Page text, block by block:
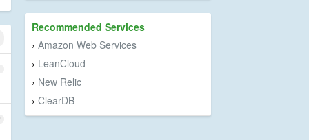
Recommended Services
› Amazon Web Services
› LeanCloud
› New Relic
› ClearDB